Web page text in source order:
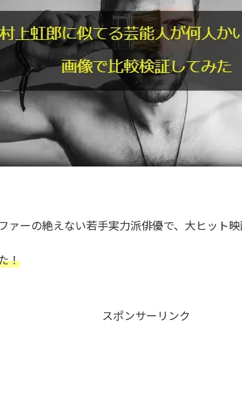
ーの絶えない若手実力派俳優で、大ヒット
！
スポンサーリンク